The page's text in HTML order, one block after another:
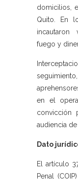
domicilios,
Quito. En
incautaron
fuego y
en el
convicción
audiencia
Dato
El artículo
Penal